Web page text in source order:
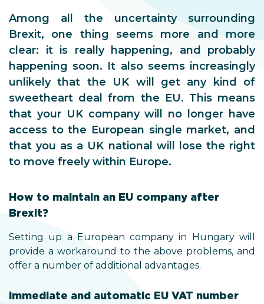
Among all the uncertainty surrounding
Brexit, one thing seems more and more
clear: it is really happening, and probably
happening soon. It also seems increasingly
unlikely that the UK will get any kind of
sweetheart deal from the EU. This means
that your UK company will no longer have
access to the European single market, and
that you as a UK national will lose the right
to move freely within Europe.
How to maintain an EU company after
Brexit?
Setting up a European company in Hungary will
provide a workaround to the above problems, and
offer a number of additional advantages.
Immediate and automatic EU VAT number